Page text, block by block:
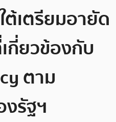
ต้เตรียมอายัด
กี่ยวข้องกับ
ตาม
รัฐฯ